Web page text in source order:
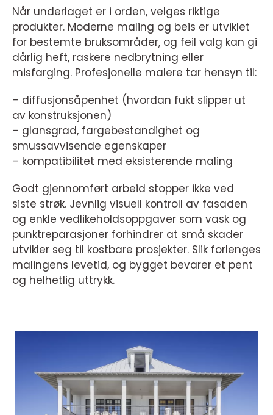
Når underlaget er i orden, velges riktige
produkter. Moderne maling og beis er utviklet
for bestemte bruksområder, og feil valg kan gi
dårlig heft, raskere nedbrytning eller
misfarging. Profesjonelle malere tar hensyn til:
– diffusjonsåpenhet (hvordan fukt slipper ut
av konstruksjonen)
– glansgrad, fargebestandighet og
smussavvisende egenskaper
– kompatibilitet med eksisterende maling
Godt gjennomført arbeid stopper ikke ved
siste strøk. Jevnlig visuell kontroll av fasaden
og enkle vedlikeholdsoppgaver som vask og
punktreparasjoner forhindrer at små skader
utvikler seg til kostbare prosjekter. Slik forlenges
malingens levetid, og bygget bevarer et pent
og helhetlig uttrykk.